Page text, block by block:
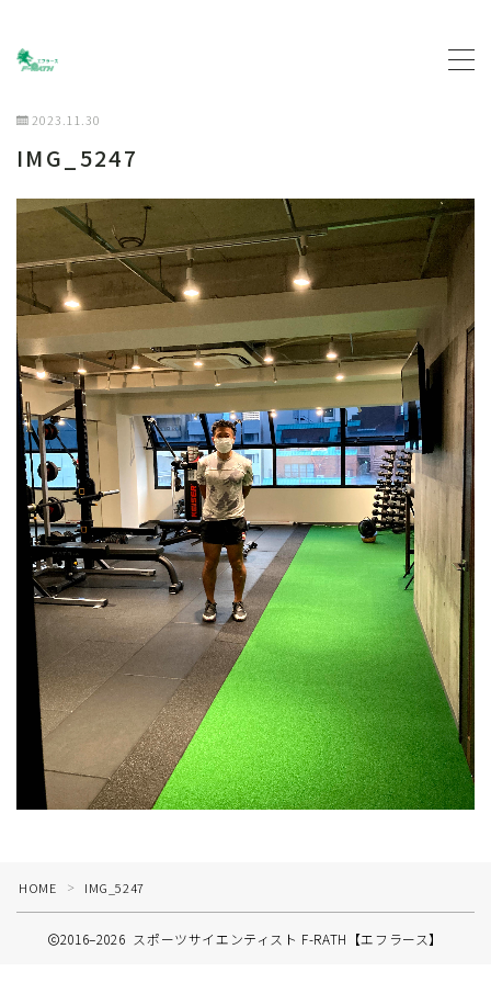
MENU
トップページ
プロフィール
主な活動について
契約企業について
お問い合わせ
ブログ
2023.11.30
IMG_5247
HOME ＞ IMG_5247
2016–2026 スポーツサイエンティスト F-RATH【エフラース】